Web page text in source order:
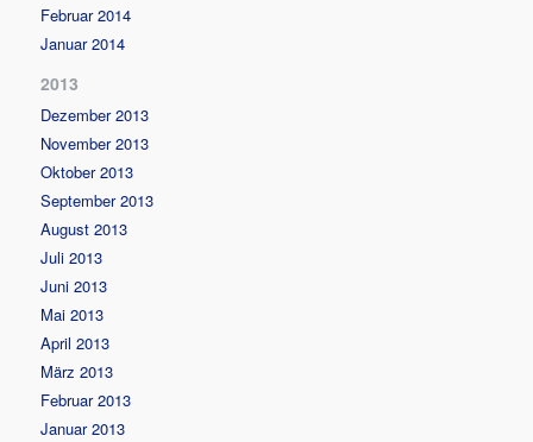
Februar 2014
Januar 2014
2013
Dezember 2013
November 2013
Oktober 2013
September 2013
August 2013
Juli 2013
Juni 2013
Mai 2013
April 2013
März 2013
Februar 2013
Januar 2013